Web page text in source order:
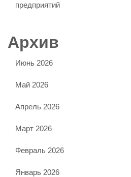
предприятий
Архив
Июнь 2026
Май 2026
Апрель 2026
Март 2026
Февраль 2026
Январь 2026